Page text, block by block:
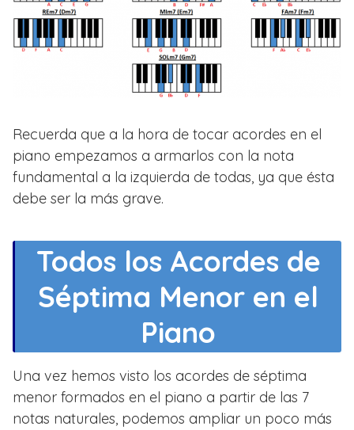
Recuerda que a la hora de tocar acordes en el
piano empezamos a armarlos con la nota
fundamental a la izquierda de todas, ya que ésta
debe ser la más grave.
Todos los Acordes de
Séptima Menor en el
Piano
Una vez hemos visto los acordes de séptima
menor formados en el piano a partir de las 7
notas naturales, podemos ampliar un poco más